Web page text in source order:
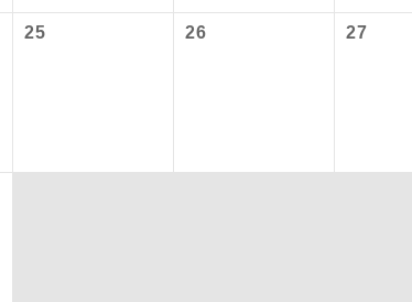
25 26 27
：大人740円、子供740円
産
スです。
呂 ご宿泊ホテルに露天風呂が付いてい